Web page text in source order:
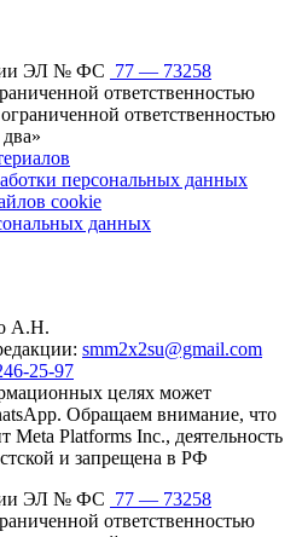
ЭЛ № ФС 77 — 73258
ответственностью
ответственностью
персональных данных
cookie
данных
А.Н.
smm2x2su@gmail.com
25-97
целях может
Обращаем внимание, что
Platforms Inc., деятельность
и запрещена в РФ
ЭЛ № ФС 77 — 73258
ответственностью